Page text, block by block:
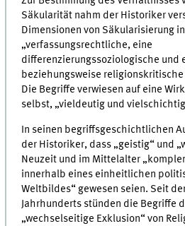
Säkularität nahm der Historiker
Dimensionen von Säkularisierung
„verfassungsrechtliche, eine
differenzierungssoziologische und
beziehungsweise
Die Begriffe verwiesen auf eine
selbst, „vieldeutig und
In seinen begriffsgeschichtlichen
der Historiker, dass „geistig“ und
Neuzeit und im Mittelalter
innerhalb eines einheitlichen
Weltbildes“ gewesen seien. Seit
Jahrhunderts stünden die Begriffe
„wechselseitige Exklusion“ von